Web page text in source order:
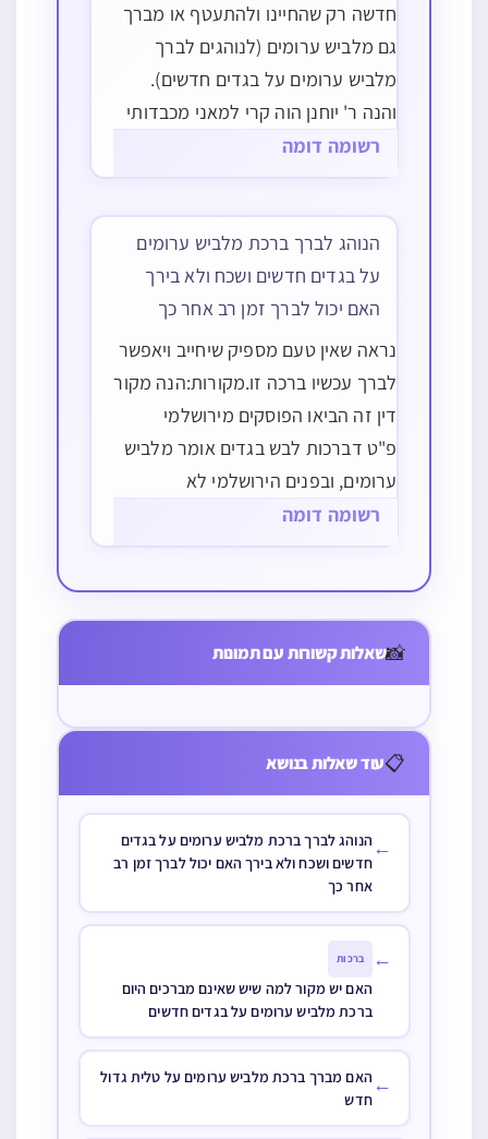
חדשה רק שהחיינו ולהתעטף או מברך
גם מלביש ערומים (לנוהגים לברך
מלביש ערומים על בגדים חדשים).
והנה ר' יוחנן הוה קרי למאני מכבדותי
כדאי' בשבת קיג ע"א ושאר דוכתי,
זוכה…
רשומה דומה
הנוהג לברך ברכת מלביש ערומים
על בגדים חדשים ושכח ולא בירך
האם יכול לברך זמן רב אחר כך
נראה שאין טעם מספיק שיחייב ויאפשר
לברך עכשיו ברכה זו.מקורות:הנה מקור
דין זה הביאו הפוסקים מירושלמי
פ"ט דברכות לבש בגדים אומר מלביש
ערומים, ובפנים הירושלמי לא
נזכר להדיא דמיירי על בגדים
(ולדידן נוהגים כהר"ן שמפרש דהוא
רשומה דומה
📸שאלות קשורות עם תמונות
לשעה אחר
להמשיך
בלימודו האם
צריך לברך
עכשיו ברכת
התורה
ויש לו בית
שיש שם תפילת
ערבית כל הלילה
מה יעשה (ואם
ערבית אחר
📋עוד שאלות בנושא
← הנוהג לברך ברכת מלביש ערומים על בגדים
חדשים ושכח ולא בירך האם יכול לברך זמן רב
אחר כך
← ברכות
האם יש מקור למה שיש שאינם מברכים היום
ברכת מלביש ערומים על בגדים חדשים
← האם מברך ברכת מלביש ערומים על טלית גדול
חדש